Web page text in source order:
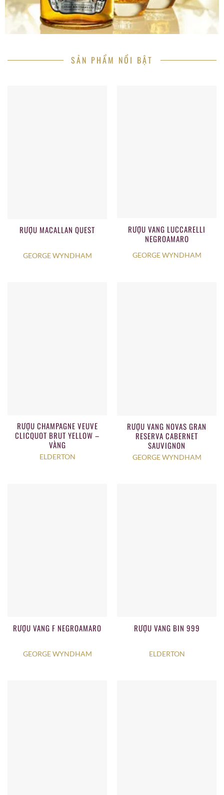
SẢN PHẨM NỔI BẬT
RƯỢU MACALLAN QUEST
GEORGE WYNDHAM
RƯỢU VANG LUCCARELLI
NEGROAMARO
GEORGE WYNDHAM
RƯỢU CHAMPAGNE VEUVE
CLICQUOT BRUT YELLOW –
VÀNG
ELDERTON
RƯỢU VANG NOVAS GRAN
RESERVA CABERNET
SAUVIGNON
GEORGE WYNDHAM
RƯỢU VANG F NEGROAMARO
GEORGE WYNDHAM
RƯỢU VANG BIN 999
ELDERTON